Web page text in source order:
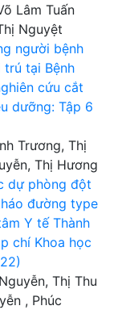
Lâm Tuấn
Nguyệt
người bệnh
tại Bệnh
cứu cắt
dưỡng: Tập 6
Trương, Thị
Thị Hương
dự phòng đột
đường type
Y tế Thành
chí Khoa học
Thị Thu
, Phúc